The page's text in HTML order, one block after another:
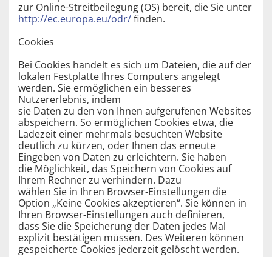
zur Online-Streitbeilegung (OS) bereit, die Sie unter
http://ec.europa.eu/odr/finden.
Cookies
Bei Cookies handelt es sich um Dateien, die auf der
lokalen Festplatte Ihres Computers angelegt
werden. Sie ermöglichen ein besseres
Nutzererlebnis, indem
sie Daten zu den von Ihnen aufgerufenen Websites
abspeichern. So ermöglichen Cookies etwa, die
Ladezeit einer mehrmals besuchten Website
deutlich zu kürzen, oder Ihnen das erneute
Eingeben von Daten zu erleichtern. Sie haben
die Möglichkeit, das Speichern von Cookies auf
Ihrem Rechner zu verhindern. Dazu
wählen Sie in Ihren Browser-Einstellungen die
Option „Keine Cookies akzeptieren“. Sie können in
Ihren Browser-Einstellungen auch definieren,
dass Sie die Speicherung der Daten jedes Mal
explizit bestätigen müssen. Des Weiteren können
gespeicherte Cookies jederzeit gelöscht werden.